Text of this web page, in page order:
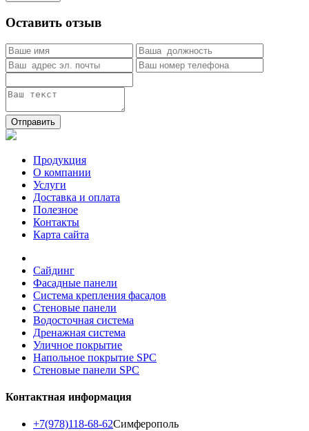
Оставить отзыв
Отправить
Продукция
О компании
Услуги
Доставка и оплата
Полезное
Контакты
Карта сайта
Сайдинг
Фасадные панели
Система крепления фасадов
Стеновые панели
Водосточная система
Дренажная система
Уличное покрытие
Напольное покрытие SPC
Стеновые панели SPC
Контактная информация
+7(978)118-68-62Симферополь